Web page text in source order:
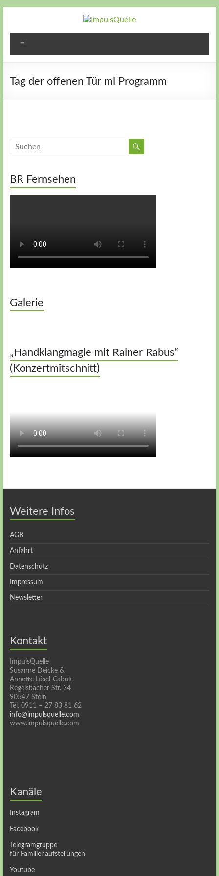
ImpulsQuelle
Zeit für
Veränderung
gehen – Zeit
Tag der offenen Tür ml Programm
BR Fernsehen
Galerie
„Handklangmagie mit Rainer Rabus“
(Konzertmitschnitt)
Weitere Infos
AGB
Anfahrt
Datenschutz
Impressum
Newsletter
Kontakt
ImpulsQuelle
Susanne Deicke &
Annette Lösel-Cabuk
Regelsbacher Str. 34
90547 Stein
Tel. 0911 – 27 83 81 62
info@impulsquelle.com
www.impulsquelle.com
Kanäle
Instagram
Facebook
Telegramgruppe
für Familienaufstellungen
Youtube